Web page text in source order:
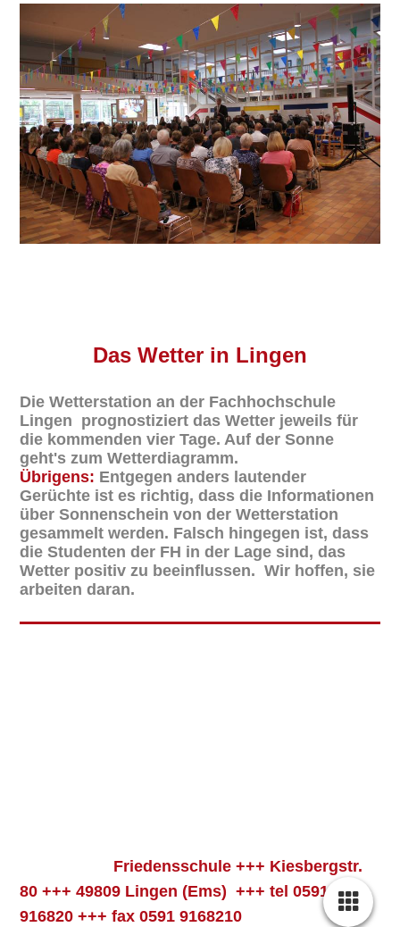
Das Wetter in Lingen
Die Wetterstation an der Fachhochschule
Lingen prognostiziert das Wetter jeweils für
die kommenden vier Tage. Auf der Sonne
geht's zum Wetterdiagramm.
Übrigens: Entgegen anders lautender
Gerüchte ist es richtig, dass die Informationen
über Sonnenschein von der Wetterstation
gesammelt werden. Falsch hingegen ist, dass
die Studenten der FH in der Lage sind, das
Wetter positiv zu beeinflussen. Wir hoffen, sie
arbeiten daran.
Friedensschule +++ Kiesbergstr.
80 +++ 49809 Lingen (Ems) +++ tel0591-
916820 +++ fax 0591 9168210